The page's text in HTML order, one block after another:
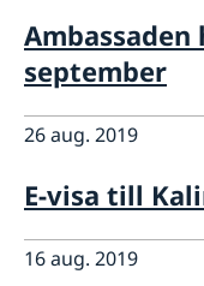
Business Sweden i
Så kan du få stöd
Företagsfrukost på
Information till
september
26 aug. 2019
E-visa till
16 aug. 2019